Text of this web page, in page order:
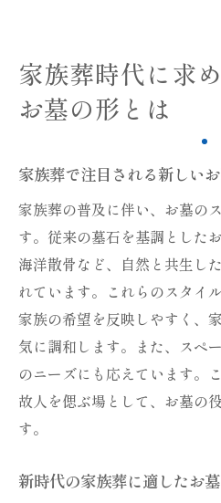
家族葬時代に求
お墓の形とは
家族葬で注目される新しい
家族葬の普及に伴い、お墓の
す。従来の墓石を基調とした
海洋散骨など、自然と共生し
れています。これらのスタイ
家族の希望を反映しやすく、
気に調和します。また、スペ
のニーズにも応えています。
故人を偲ぶ場として、お墓の
す。
新時代の家族葬に適したお